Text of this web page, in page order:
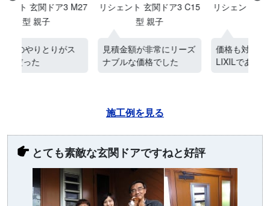
リシェント 玄関ドア3 C15
見積金額が非常にリーズ
ナブルな価格でした
リシェント 玄関引戸2 P14
価格も対応も早く商品が
LIXILである
施工例を見る
とても素敵な玄関ドアですねと好評